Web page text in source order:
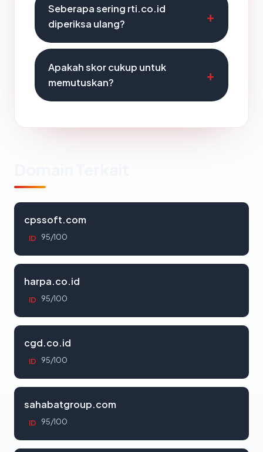
Seberapa sering rti.co.id
diperiksa ulang?
Apakah skor cukup untuk
memutuskan?
cpssoft.com
ID 95/100
harpa.co.id
ID 95/100
cgd.co.id
ID 95/100
sahabatgroup.com
ID 95/100